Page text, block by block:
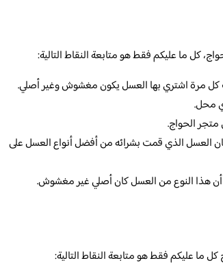
كل ما عليكم فقط هو متابعة النقاط التالية:
كل مرة اشتري بها العسل يكون مغشوش وغير أصلي.
محل.
الحواج.
العسل الذي قمت بشرائه من أفضل أنواع العسل على
أن هذا النوع من العسل كان أصلي غير مغشوش.
ما عليكم فقط هو متابعة النقاط التالية: